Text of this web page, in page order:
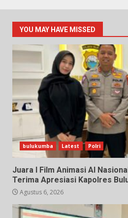
YOU MAY HAVE MISSED
bulukumba Latest Polri
Juara I Film Animasi AI
Terima Apresiasi Kapolres
Agustus 6, 2026